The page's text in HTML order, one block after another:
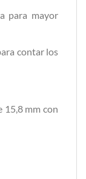
para mayor
contar los
15,8 mm con